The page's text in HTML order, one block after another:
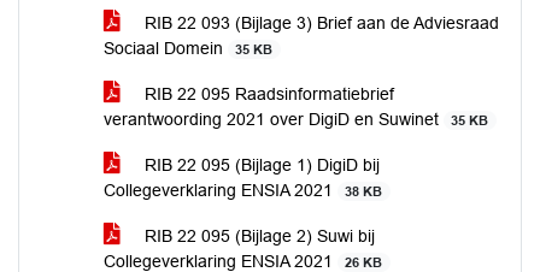
RIB 22 093 (Bijlage 3) Brief aan de Adviesraad
Sociaal Domein
35 KB
RIB 22 095 Raadsinformatiebrief
verantwoording 2021 over DigiD en Suwinet
35 KB
RIB 22 095 (Bijlage 1) DigiD bij
Collegeverklaring ENSIA 2021
38 KB
RIB 22 095 (Bijlage 2) Suwi bij
Collegeverklaring ENSIA 2021
26 KB